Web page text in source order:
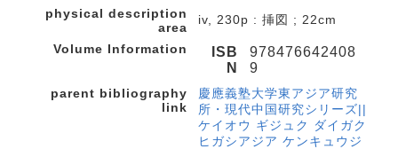
physical description
area
iv, 230p : 挿図 ; 22cm
Volume Information
ISB
N
978476642408
9
parent bibliography
link
慶應義塾大学東アジア研究
所・現代中国研究シリーズ||
ケイオウ ギジュク ダイガク
ヒガシアジア ケンキュウジ